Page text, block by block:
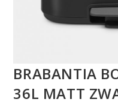
BRABANTIA
36L MATT